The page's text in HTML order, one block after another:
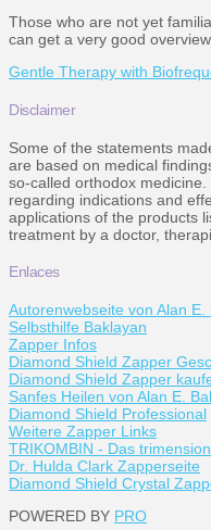
Those who are not yet
can get a very good
Gentle Therapy with
Disclaimer
Some of the statements
are based on medical
so-called orthodox
regarding indications and
applications of the products
treatment by a doctor,
Enlaces
Autorenwebseite von Alan E.
Selbsthilfe Baklayan
Zapper Infos
Diamond Shield Zapper
Diamond Shield Zapper
Sanfes Heilen von Alan E.
Diamond Shield Professional
Weitere Zapper Links
TRIKOMBIN - Das
Dr. Hulda Clark Zapperseite
Diamond Shield Crystal
POWERED BY PRO